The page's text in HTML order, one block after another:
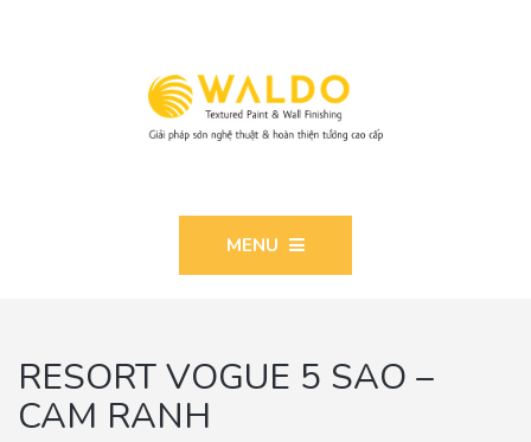
MENU
RESORT VOGUE 5 SAO –
CAM RANH